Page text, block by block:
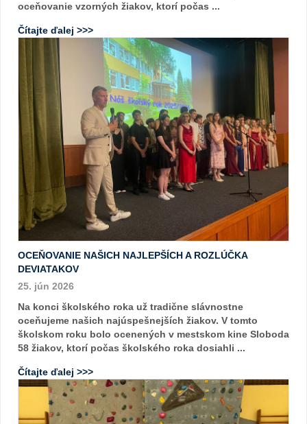
oceňovanie vzorných žiakov, ktorí počas ...
Čítajte ďalej >>>
OCEŇOVANIE NAŠICH NAJLEPŠÍCH A ROZLÚČKA
DEVIATAKOV
25. jún 2026
Na konci školského roka už tradične slávnostne
oceňujeme našich najúspešnejších žiakov. V tomto
školskom roku bolo ocenených v mestskom kine Sloboda
58 žiakov, ktorí počas školského roka dosiahli ...
Čítajte ďalej >>>